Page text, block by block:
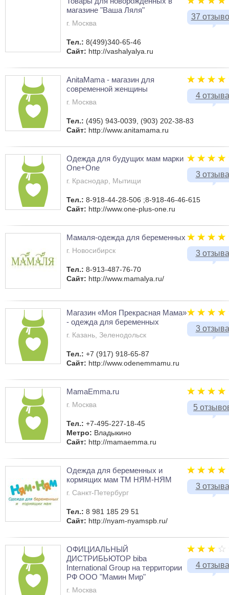
37
магазине "Ваша Ляля"
г. Москва
Тел.: 8(499)340-65-46
Сайт: http://vashalyalya.ru
4 отзыва
AnitaMama - магазин для
современной женщины
г. Москва
Тел.: (495) 943-0039, (903) 202-38-83
Сайт: http://www.anitamama.ru
3 отзыва
Одежда для будущих мам марки
One+One
г. Краснодар, Мытищи
Тел.: 8-918-44-28-506 ;8-918-46-46-615
Сайт: http://www.one-plus-one.ru
3 отзыва
Мамаля-одежда для беременных
г. Новосибирск
Тел.: 8-913-487-76-70
Сайт: http://www.mamalya.ru/
3 отзыва
Магазин «Моя Прекрасная Мама»
- одежда для беременных
г. Казань, Зеленодольск
Тел.: +7 (917) 918-65-87
Сайт: http://www.odenemmamu.ru
5
MamaEmma.ru
г. Москва
Тел.: +7-495-227-18-45
Метро: Владыкино
Сайт: http://mamaemma.ru
3 отзыва
Одежда для беременных и
кормящих мам ТМ НЯМ-НЯМ
г. Санкт-Петербург
Тел.: 8 981 185 29 51
Сайт: http://nyam-nyamspb.ru/
4 отзыва
ОФИЦИАЛЬНЫЙ
ДИСТРИБЬЮТОР biba
International Group на территории
РФ ООО "Мамин Мир"
г. Москва